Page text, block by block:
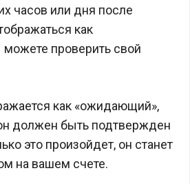
часов или дня после
как
проверить свой
как «ожидающий»,
должен быть подтвержден
это произойдет, он станет
на вашем счете.